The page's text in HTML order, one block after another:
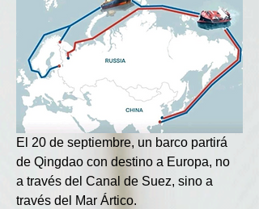
El 20 de septiembre, un barco partirá
de Qingdao con destino a Europa, no
a través del Canal de Suez, sino a
través del Mar Ártico.